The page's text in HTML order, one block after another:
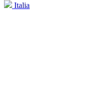
Italia